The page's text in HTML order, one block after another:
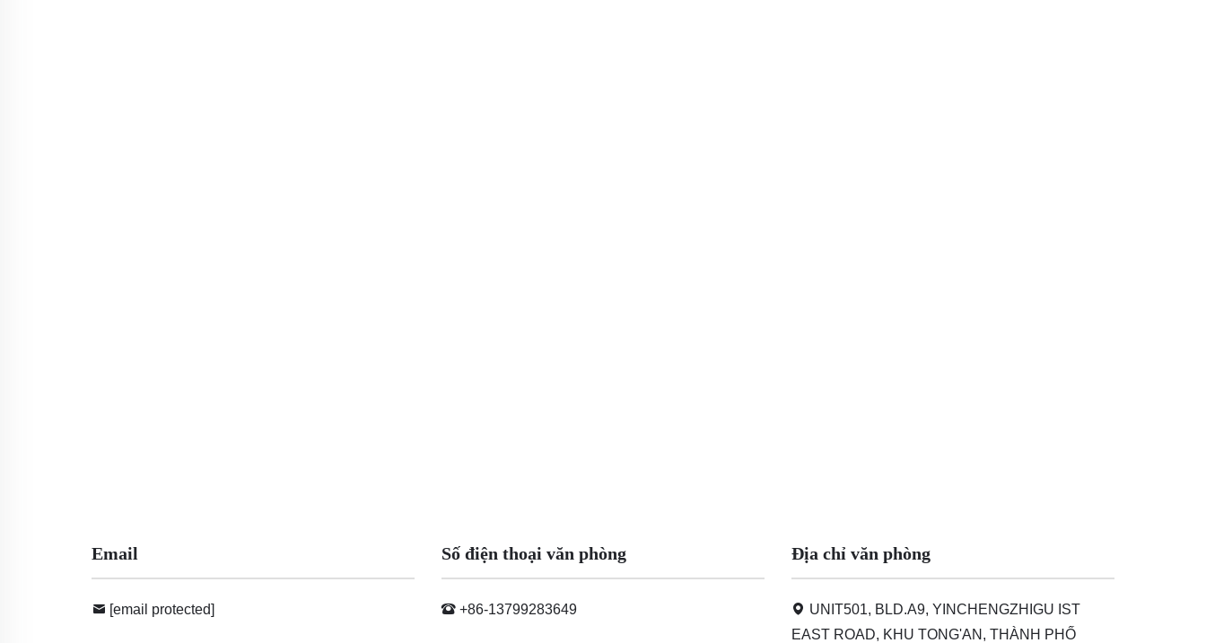
Email
[email protected]
Số điện thoại văn phòng
+86-13799283649
Địa chỉ văn phòng
UNIT501, BLD.A9, YINCHENGZHIGU IST
EAST ROAD, KHU TONG'AN, THÀNH PHỐ